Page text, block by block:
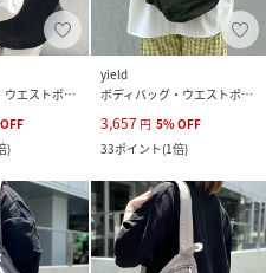
ボディバッグ・ウエストポーチ
OFF
)
yield
ボディバッグ・ウエストポーチ
3,657 円 5%OFF
33ポイント(1倍)